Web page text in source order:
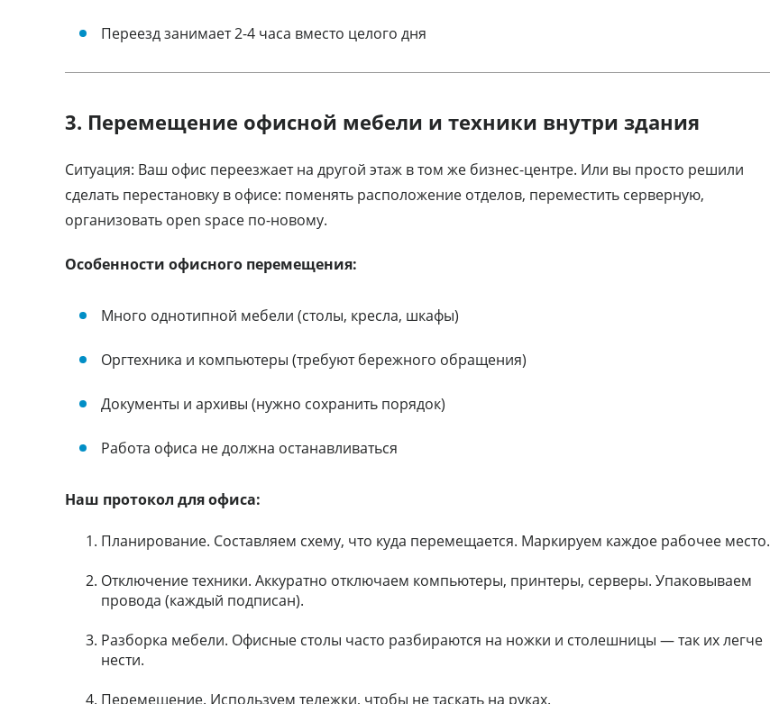
Переезд занимает 2-4 часа вместо целого дня
3. Перемещение офисной мебели и техники внутри здания
Ситуация: Ваш офис переезжает на другой этаж в том же бизнес-центре. Или вы просто решили
сделать перестановку в офисе: поменять расположение отделов, переместить серверную,
организовать open space по-новому.
Особенности офисного перемещения:
Много однотипной мебели (столы, кресла, шкафы)
Оргтехника и компьютеры (требуют бережного обращения)
Документы и архивы (нужно сохранить порядок)
Работа офиса не должна останавливаться
Наш протокол для офиса:
Планирование. Составляем схему, что куда перемещается. Маркируем каждое рабочее место.
Отключение техники. Аккуратно отключаем компьютеры, принтеры, серверы. Упаковываем
провода (каждый подписан).
Разборка мебели. Офисные столы часто разбираются на ножки и столешницы — так их легче
нести.
Перемещение. Используем тележки, чтобы не таскать на руках.